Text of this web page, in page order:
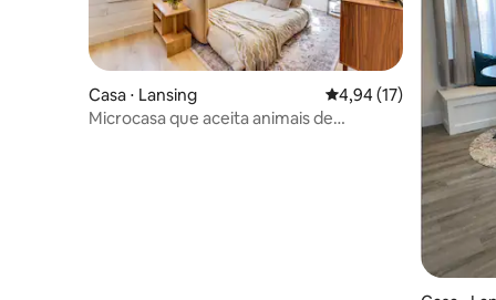
Casa ⋅ Lansing 4,94 de uma
4,94 (17)
Microcasa que aceita animais de